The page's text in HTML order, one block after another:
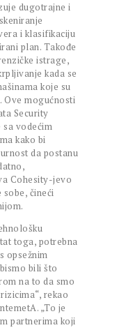
dugotrajne i
i klasifikaciju
plan. Takođe
istrage,
kada se
koje su
Ove mogućnosti
Security
vodećim
kako bi
da postanu
Cohesity-jevo
čineći
toga, potrebna
opsežnim
bili što
na to da smo
rekao
„To je
partnerima koji